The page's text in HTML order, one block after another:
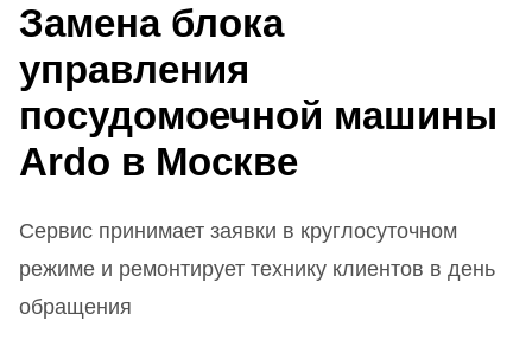
Замена блока
управления
посудомоечной машины
Ardo в Москве
Сервис принимает заявки в круглосуточном
режиме и ремонтирует технику клиентов в день
обращения